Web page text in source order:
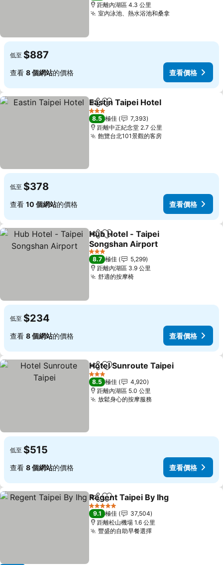
距離內湖區 4.3 公里
室內泳池、熱水浴池和桑拿查看價格
低至 $887
查看 8 個網站的價格 查看價格
分享 放到收藏夾
Eastin Taipei Hotel
3 星級
8.5 極佳
7,393
距離中正紀念堂 2.7 公里
飽覽台北101景觀的客房查看價格
低至 $378
查看 10 個網站的價格 查看價格
分享 放到收藏夾
Hub Hotel - Taipei
Songshan Airport
查看價格
3 星級
8.7 極佳
5,299
距離內湖區 3.9 公里
舒適的按摩椅查看價格
低至 $234
查看 8 個網站的價格 查看價格
分享 放到收藏夾
Hotel Sunroute Taipei
3 星級
8.5 極佳
4,920
距離內湖區 5.0 公里
放鬆身心的按摩服務
低至 $515
查看 8 個網站的價格 查看價格
分享 放到收藏夾
Regent Taipei By Ihg
5 星級
9.1 極佳
37,504
距離松山機場 1.6 公里
豐盛的自助早餐選擇查看價格